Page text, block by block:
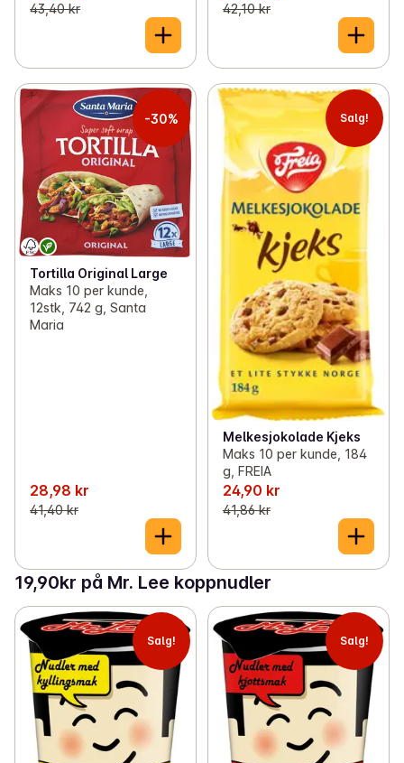
43,40 kr 42,10 kr
-30%
Tortilla Original Large
Maks 10 per kunde,
12stk, 742 g, Santa
Maria
28,98 kr
41,40 kr
Salg!
Melkesjokolade Kjeks
Maks 10 per kunde, 184
g, FREIA
24,90 kr
41,86 kr
19,90kr på Mr. Lee koppnudler
Salg! Salg!